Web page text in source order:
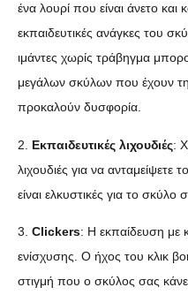
ένα λουρί που είναι άνετο και
εκπαιδευτικές ανάγκες του
ιμάντες χωρίς τράβηγμα
μεγάλων σκύλων που έχουν
προκαλούν δυσφορία.
2. Εκπαιδευτικές λιχουδιές:
λιχουδιές για να
είναι ελκυστικές για το σκύλο
3. Clickers: Η εκπαίδευση με
ενίσχυσης. Ο ήχος του κλικ
στιγμή που ο σκύλος σας